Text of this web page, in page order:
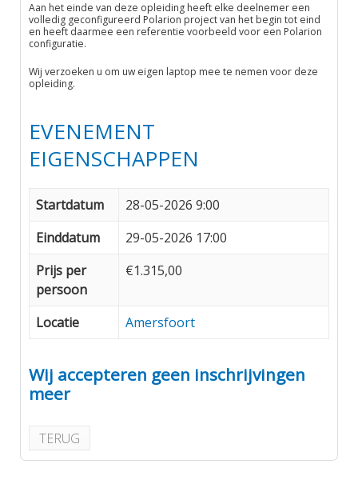
Aan het einde van deze opleiding heeft elke deelnemer een
volledig geconfigureerd Polarion project van het begin tot eind
en heeft daarmee een referentie voorbeeld voor een Polarion
configuratie.
Wij verzoeken u om uw eigen laptop mee te nemen voor deze
opleiding.
EVENEMENT
EIGENSCHAPPEN
Startdatum
28-05-2026 9:00
Einddatum
29-05-2026 17:00
Prijs per
persoon
€1.315,00
Locatie Amersfoort
Wij accepteren geen inschrijvingen
meer
TERUG